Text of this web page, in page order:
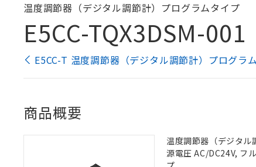
温度調節器（デジタル調節計）プログラムタイプ
E5CC-TQX3DSM-001
E5CC-T 温度調節器（デジタル調節計）プログラ
商品概要
温度調節器（デジタ
源電圧 AC/DC24V, フ